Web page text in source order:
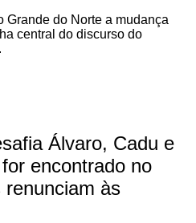
Grande do Norte a mudança
central do discurso do
Álvaro, Cadu e
encontrado no
renunciam às